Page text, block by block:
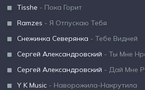
Tisshe - Пока Горит
Ramzes - Я Отпускаю Тебя
Снежинка Северянка - Тебе Видней
Сергей Александровский - Ты Мне
Сергей Александровский - Дай Мне
Y K Music - Наворожила-Накрутила